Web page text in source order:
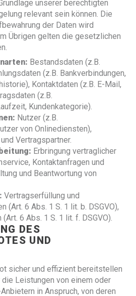
unserer berechtigten
relevant sein können. Die
der Daten wird
Übrigen gelten die gesetzlichen
Bestandsdaten (z.B.
(z.B. Bankverbindungen,
Kontaktdaten (z.B. E-Mail,
(z.B.
Kundenkategorie).
Nutzer (z.B.
von Onlinediensten),
Vertragspartner.
Erbringung vertraglicher
Kontaktanfragen und
und Beantwortung von
Vertragserfüllung und
(Art. 6 Abs. 1 S. 1 lit. b. DSGVO),
6 Abs. 1 S. 1 lit. f. DSGVO).
DES
UND
sicher und effizient bereitstellen
die Leistungen von einem oder
in Anspruch, von deren